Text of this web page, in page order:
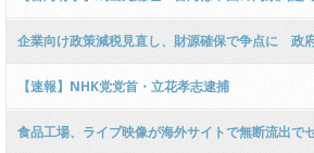
ならない！」ｗｗｗｗｗｗｗｗｗｗｗｗｗｗｗｗ
企業向け政策減税見直し、財源確保で争点に 政
発【速報】NHK党党首・立花孝志逮捕
食品工場、ライブ映像が海外サイトで無断流出で